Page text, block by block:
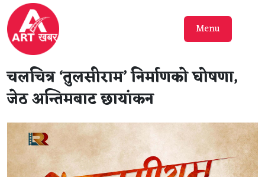
Menu
चलचित्र ‘तुलसीराम’ निर्माणकाे घोषणा,
जेठ अन्तिमबाट छायांकन